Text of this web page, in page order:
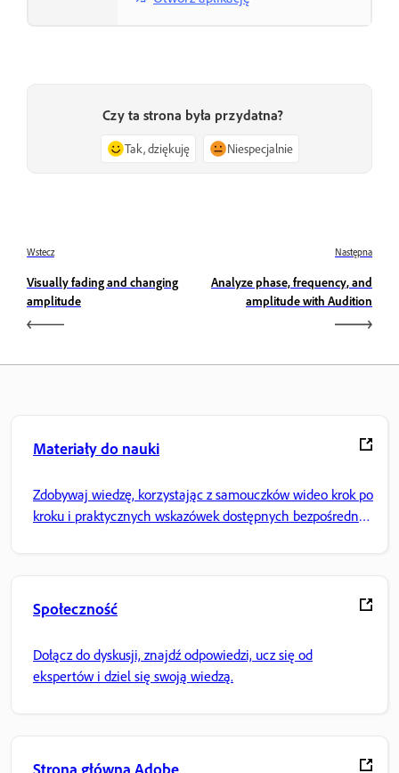
Czy ta strona była przydatna?
Tak, dziękuję Niespecjalnie
Wstecz
Visually fading and changing
amplitude
Następna
Analyze phase, frequency, and
amplitude with Audition
Materiały do nauki
Zdobywaj wiedzę, korzystając z samouczków wideo krok po
kroku i praktycznych wskazówek dostępnych bezpośrednio
Społeczność
Dołącz do dyskusji, znajdź odpowiedzi, ucz się od
ekspertów i dziel się swoją wiedzą.
Strona główna Adobe